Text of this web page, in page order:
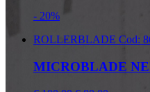
- 20%
ROLLERBLADE Cod:
MICROBLADE